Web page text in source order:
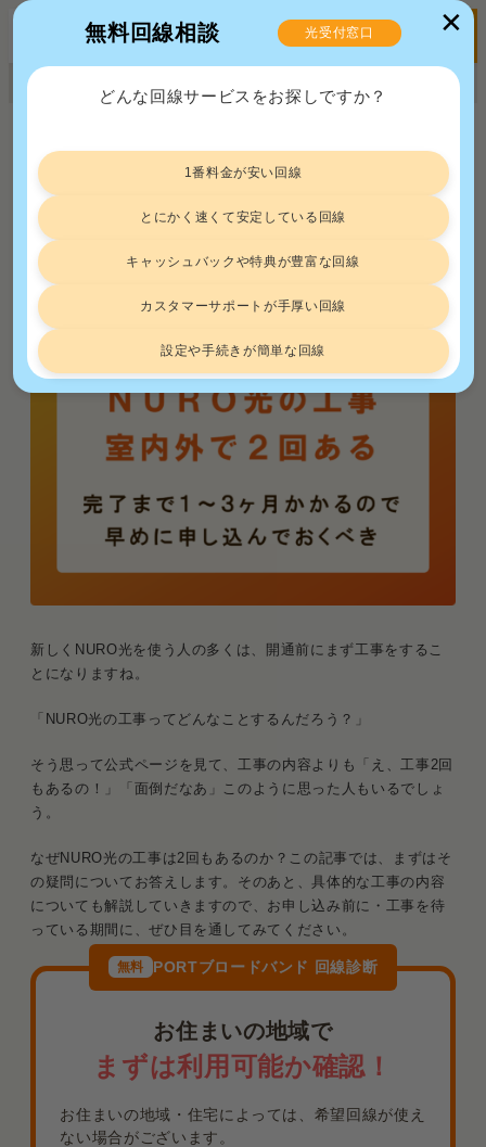
NURO光の工事は2回！時間がかかる理
由と工事内容を詳しく解説
光回線 2024.9.5
新しくNURO光を使う人の多くは、開通前にまず工事をするこ
とになりますね。
「NURO光の工事ってどんなことするんだろう？」
そう思って公式ページを見て、工事の内容よりも「え、工事2回
もあるの！」「面倒だなあ」このように思った人もいるでしょ
う。
なぜNURO光の工事は2回もあるのか？この記事では、まずはそ
の疑問についてお答えします。そのあと、具体的な工事の内容
についても解説していきますので、お申し込み前に・工事を待
っている期間に、ぜひ目を通してみてください。
無料 PORTブロードバンド 回線診断
お住まいの地域で
まずは利用可能か確認！
お住まいの地域・住宅によっては、希望回線が使え
ない場合がございます。
✕
無料回線相談 光受付窓口
どんな回線サービスをお探しですか？
1番料金が安い回線
とにかく速くて安定している回線
キャッシュバックや特典が豊富な回線
カスタマーサポートが手厚い回線
設定や手続きが簡単な回線